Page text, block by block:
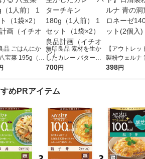
品 ごはんにか
宝菜 195g（1
1セット（1袋×
無印良品 素材を生か
したカレー バターチ
キン 180g（1人前） 1
700円
【アウトレッ
製粉ウェルナ
窟 ボロネー
398円
めPRアイテム